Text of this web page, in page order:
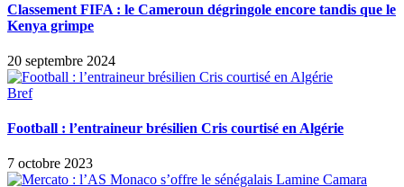
Classement FIFA : le Cameroun dégringole encore tandis que le
Kenya grimpe
20 septembre 2024
Bref
Football : l’entraineur brésilien Cris courtisé en Algérie
7 octobre 2023